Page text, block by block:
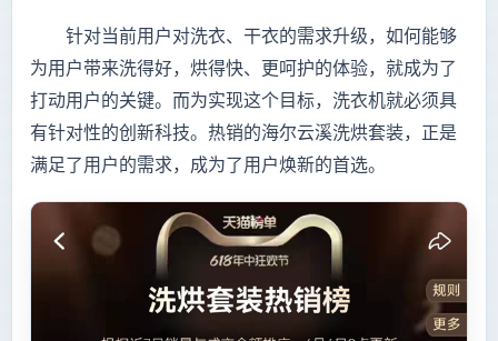
针对当前用户对洗衣、干衣的需求升级，如何能够
为用户带来洗得好，烘得快、更呵护的体验，就成为了
打动用户的关键。而为实现这个目标，洗衣机就必须具
有针对性的创新科技。热销的海尔云溪洗烘套装，正是
满足了用户的需求，成为了用户焕新的首选。